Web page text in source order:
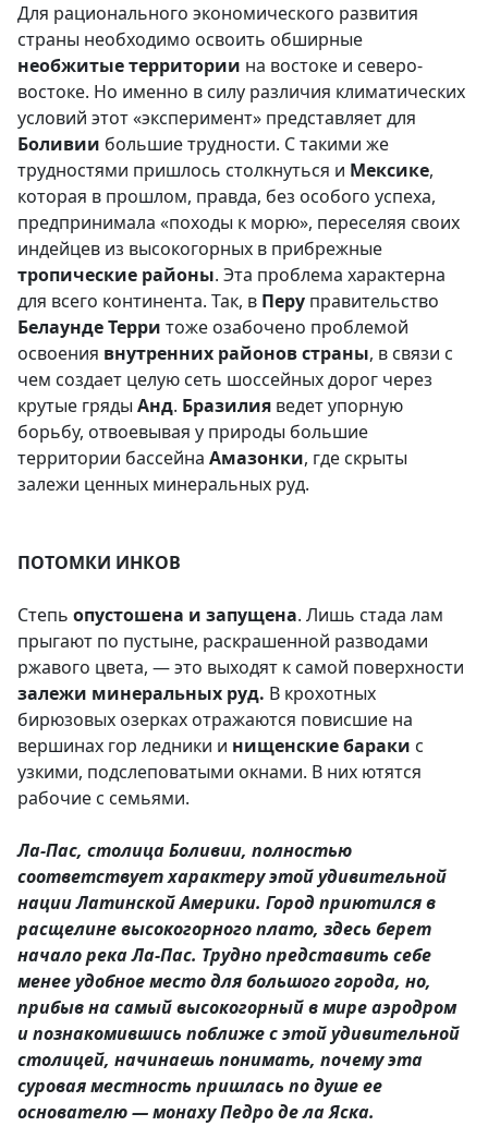
Для рационального экономического развития
страны необходимо освоить обширные
необжитые территории на востоке и северо-
востоке. Но именно в силу различия климатических
условий этот «эксперимент» представляет для
Боливии большие трудности. С такими же
трудностями пришлось столкнуться и Мексике,
которая в прошлом, правда, без особого успеха,
предпринимала «походы к морю», переселяя своих
индейцев из высокогорных в прибрежные
тропические районы. Эта проблема характерна
для всего континента. Так, в Перу правительство
БелаундеТерри тоже озабочено проблемой
освоения внутренних районов страны, в связи с
чем создает целую сеть шоссейных дорог через
крутые гряды Анд. Бразилия ведет упорную
борьбу, отвоевывая у природы большие
территории бассейна Амазонки, где скрыты
залежи ценных минеральных руд.
ПОТОМКИ ИНКОВ
Степь опустошена и запущена. Лишь стада лам
прыгают по пустыне, раскрашенной разводами
ржавого цвета, — это выходят к самой поверхности
залежи минеральных руд. В крохотных
бирюзовых озерках отражаются повисшие на
вершинах гор ледники и нищенские бараки с
узкими, подслеповатыми окнами. В них ютятся
рабочие с семьями.
Ла-Пас, столица Боливии, полностью
соответствует характеру этой удивительной
нации Латинской Америки. Город приютился в
расщелине высокогорного плато, здесь берет
начало река Ла-Пас. Трудно представить себе
менее удобное место для большого города, но,
прибыв на самый высокогорный в мире аэродром
и познакомившись поближе с этой удивительной
столицей, начинаешь понимать, почему эта
суровая местность пришлась по душе ее
основателю — монаху Педро де ла Яска.